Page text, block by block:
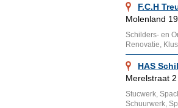
F.C.H
Molenland
Schilders- en
Renovatie,
HAS
Merelstraat
Stucwerk,
Schuurwerk,